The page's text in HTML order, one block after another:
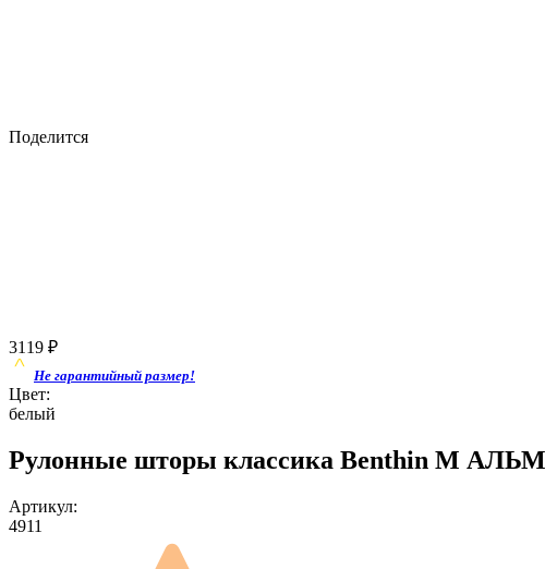
Поделится
3119 ₽
Не гарантийный размер!
Цвет:
белый
Рулонные шторы классика Benthin M
Артикул:
4911